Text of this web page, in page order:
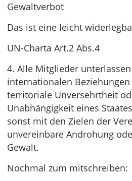
Gewaltverbot
Das ist eine leicht
UN-Charta Art.2 Abs.4
4. Alle Mitglieder
internationalen
territoriale Unversehrtheit
Unabhängigkeit eines
sonst mit den Zielen der
unvereinbare Androhung
Gewalt.
Nochmal zum mitschreiben: